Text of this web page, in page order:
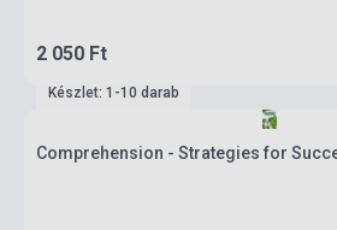
2 050 Ft
Készlet: 1-10 darab
Comprehension - Strategies for